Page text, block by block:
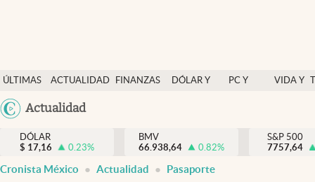
ÚLTIMAS
NOTICIAS
ACTUALIDAD
FINANZAS
DÓLAR Y
PC Y
VIDA Y
México
Actualidad
Actualidad
Finanzas y economía
Dólar y mercados
DÓLAR
$ 17,16 0.23%
BMV
66.938,64
0.82%
S&P 500
7757,64
Cronista México Actualidad Pasaporte